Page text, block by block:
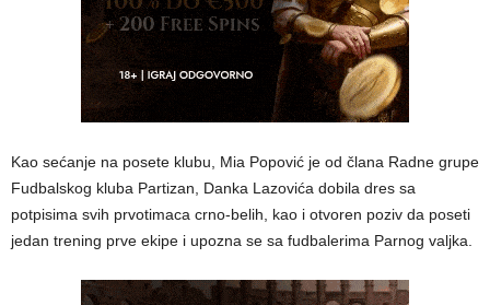
Kao sećanje na posete klubu, Mia Popović je od člana Radne grupe
Fudbalskog kluba Partizan, Danka Lazovića dobila dres sa
potpisima svih prvotimaca crno-belih, kao i otvoren poziv da poseti
jedan trening prve ekipe i upozna se sa fudbalerima Parnog valjka.